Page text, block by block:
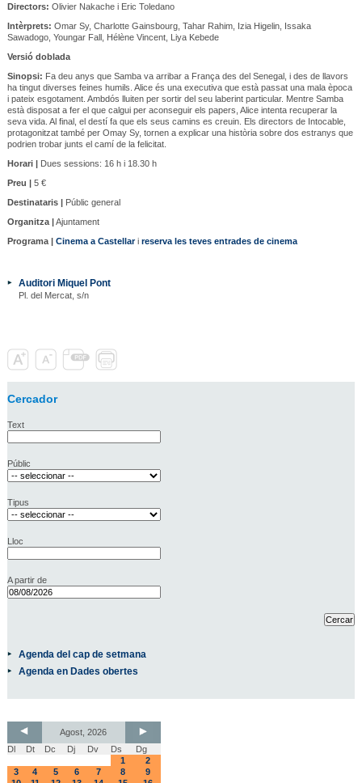
Directors: Olivier Nakache i Eric Toledano
Intèrprets: Omar Sy, Charlotte Gainsbourg, Tahar Rahim, Izia Higelin, Issaka
Sawadogo, Youngar Fall, Hélène Vincent, Liya Kebede
Versió doblada
Sinopsi: Fa deu anys que Samba va arribar a França des del Senegal, i des de llavors
ha tingut diverses feines humils. Alice és una executiva que està passat una mala època
i pateix esgotament. Ambdós lluiten per sortir del seu laberint particular. Mentre Samba
està disposat a fer el que calgui per aconseguir els papers, Alice intenta recuperar la
seva vida. Al final, el destí fa que els seus camins es creuin. Els directors de Intocable,
protagonitzat també per Omay Sy, tornen a explicar una història sobre dos estranys que
podrien trobar junts el camí de la felicitat.
Horari |Dues sessions: 16 h i 18.30 h
Preu |5 €
Destinataris |Públic general
Organitza |Ajuntament
Programa | Cinema a Castellari reserva les teves entrades de cinema
Auditori Miquel Pont
Pl. del Mercat, s/n
Cercador
Text
Públic
Tipus
Lloc
A partir de
Agenda del cap de setmana
Agenda en Dades obertes
Agost, 2026
Dl
Dt Dc Dj Dv Ds
Dg
1
2
3
4 5 6 7 8
9